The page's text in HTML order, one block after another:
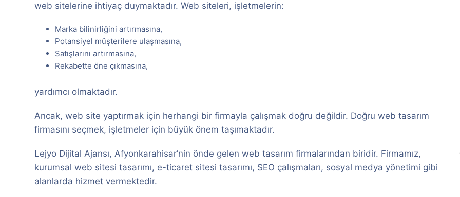
web sitelerine ihtiyaç duymaktadır. Web siteleri, işletmelerin:
Marka bilinirliğini artırmasına,
Potansiyel müşterilere ulaşmasına,
Satışlarını artırmasına,
Rekabette öne çıkmasına,
yardımcı olmaktadır.
Ancak, web site yaptırmak için herhangi bir firmayla çalışmak doğru değildir. Doğru web tasarım
firmasını seçmek, işletmeler için büyük önem taşımaktadır.
Lejyo Dijital Ajansı, Afyonkarahisar’nin önde gelen web tasarım firmalarından biridir. Firmamız,
kurumsal web sitesi tasarımı, e-ticaret sitesi tasarımı, SEO çalışmaları, sosyal medya yönetimi gibi
alanlarda hizmet vermektedir.